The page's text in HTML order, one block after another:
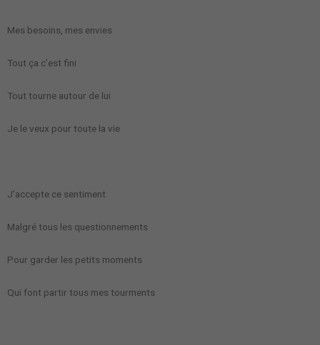
Mes besoins, mes envies
Tout ça c’est fini
Tout tourne autour de lui
Je le veux pour toute la vie
J’accepte ce sentiment
Malgré tous les questionnements
Pour garder les petits moments
Qui font partir tous mes tourments